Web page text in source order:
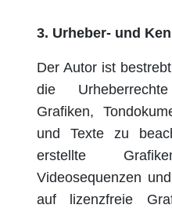
3. Urheber- und
Der Autor ist
die
Grafiken,
und Texte zu
erstellte
Videosequenzen
auf lizenzfreie